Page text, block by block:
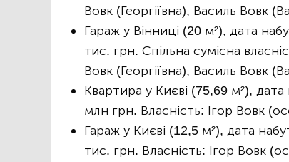
Вовк (Георгіївна), Василь Вовк
Гараж у Вінниці (20 м²), дата
тис. грн. Спільна сумісна
Вовк (Георгіївна), Василь Вовк
Квартира у Києві (75,69 м²),
млн грн. Власність: Ігор Вовк
Гараж у Києві (12,5 м²), дата
тис. грн. Власність: Ігор Вовк